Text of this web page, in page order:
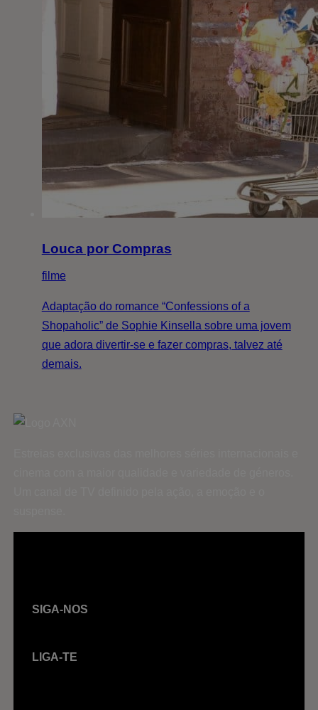
Louca por Compras
filme
Adaptação do romance “Confessions of a
Shopaholic” de Sophie Kinsella sobre uma jovem
que adora divertir-se e fazer compras, talvez até
demais.
SIGA-NOS
LIGA-TE